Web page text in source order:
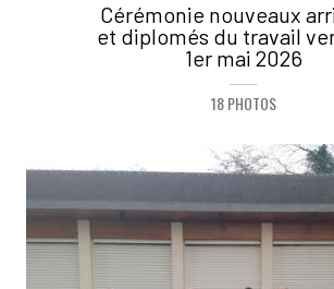
Cérémonie nouveaux
et diplomés du travail
1er mai 2026
18 PHOTOS